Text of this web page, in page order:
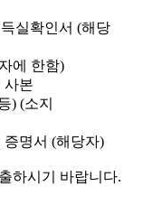
실확인서 (해당
자에 한함)
사본
) (소지
증명서 (해당자)
하시기 바랍니다.